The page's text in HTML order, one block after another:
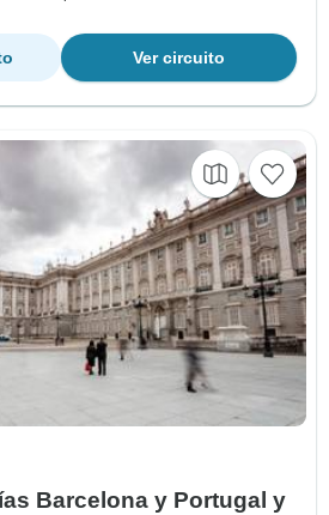
Ver circuito
Barcelona y Portugal y